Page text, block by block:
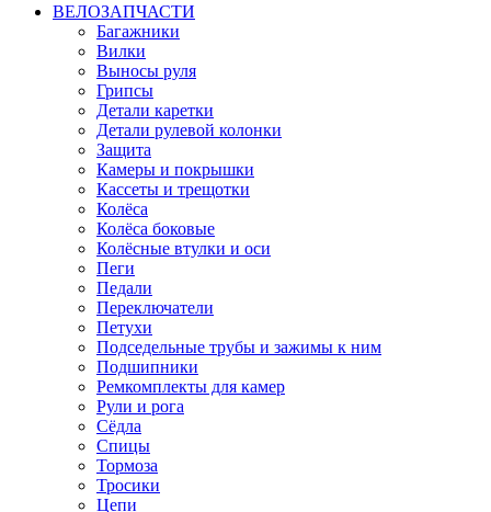
ВЕЛОЗАПЧАСТИ
Багажники
Вилки
Выносы руля
Грипсы
Детали каретки
Детали рулевой колонки
Защита
Камеры и покрышки
Кассеты и трещотки
Колёса
Колёса боковые
Колёсные втулки и оси
Пеги
Педали
Переключатели
Петухи
Подседельные трубы и зажимы к ним
Подшипники
Ремкомплекты для камер
Рули и рога
Сёдла
Спицы
Тормоза
Тросики
Цепи